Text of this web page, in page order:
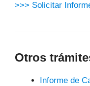
>>> Solicitar
Otros
Informe de